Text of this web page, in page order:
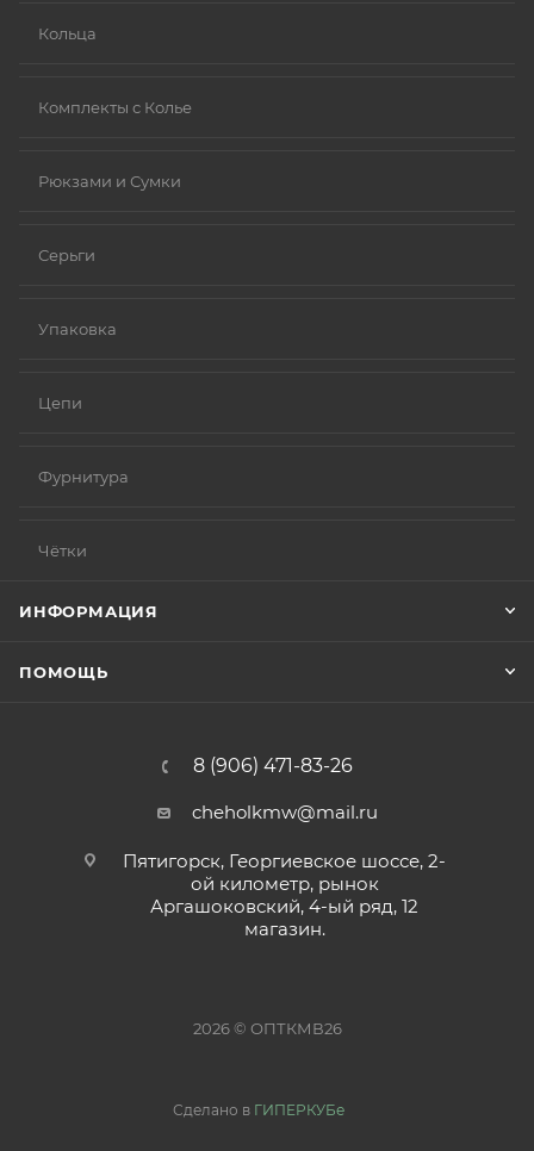
Кольца
Комплекты с Колье
Рюкзами и Сумки
Серьги
Упаковка
Цепи
Фурнитура
Чётки
ИНФОРМАЦИЯ
ПОМОЩЬ
8 (906) 471-83-26
cheholkmw@mail.ru
Пятигорск, Георгиевское шоссе, 2-
ой километр, рынок
Аргашоковский, 4-ый ряд, 12
магазин.
2026 © ОПТКМВ26
Сделано в ГИПЕРКУБе